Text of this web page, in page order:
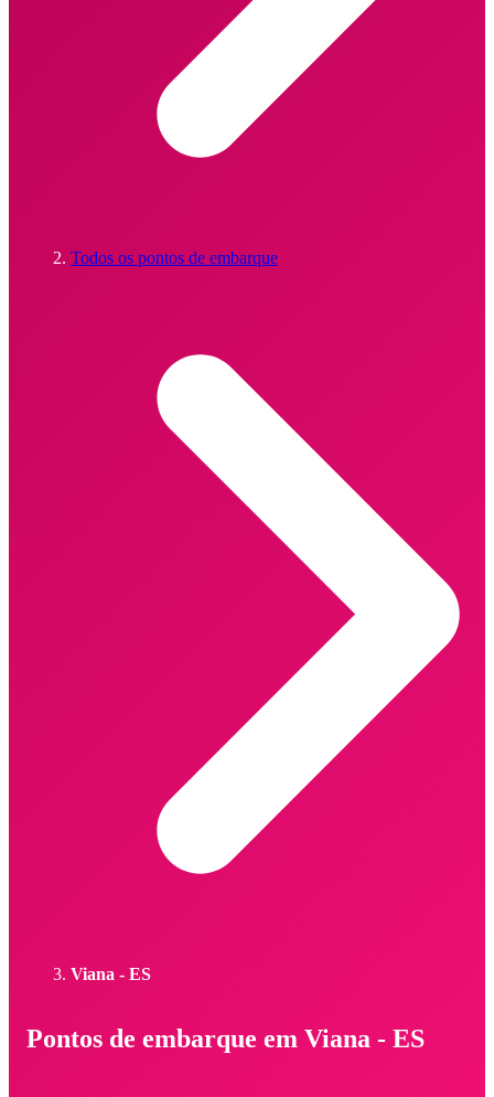
Todos os pontos de embarque
Viana - ES
Pontos de embarque em Viana - ES